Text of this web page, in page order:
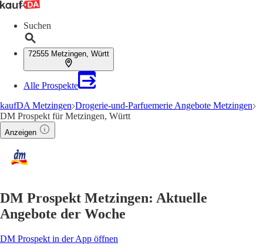
Suchen
72555 Metzingen, Württ
Alle Prospekte
kaufDA Metzingen Drogerie-und-Parfuemerie Angebote Metzingen
DM Prospekt für Metzingen, Württ
Anzeigen
DM Prospekt Metzingen: Aktuelle
Angebote der Woche
DM Prospekt in der App öffnen